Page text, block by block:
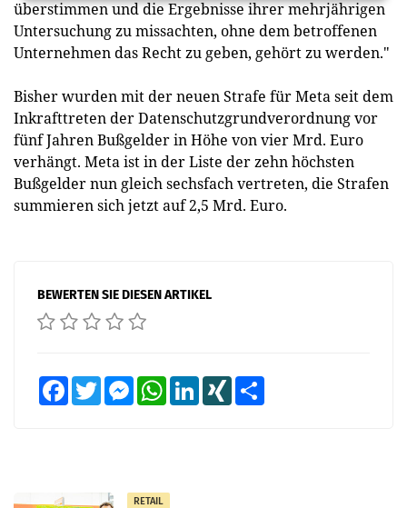
überstimmen und die Ergebnisse ihrer mehrjährigen
Untersuchung zu missachten, ohne dem betroffenen
Unternehmen das Recht zu geben, gehört zu werden."
Bisher wurden mit der neuen Strafe für Meta seit dem
Inkrafttreten der Datenschutzgrundverordnung vor
fünf Jahren Bußgelder in Höhe von vier Mrd. Euro
verhängt. Meta ist in der Liste der zehn höchsten
Bußgelder nun gleich sechsfach vertreten, die Strafen
summieren sich jetzt auf 2,5 Mrd. Euro.
BEWERTEN SIE DIESEN ARTIKEL
FacebookTwitter MessengerWhatsAppLinkedInXING
RETAIL